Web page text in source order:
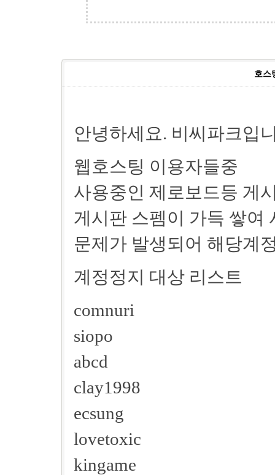
호스
안녕하세요. 비씨파크입
웹호스팅 이용자들중
사용중인 제로보드등 게
게시판 스펨이 가득 쌓여
문제가 발생되어 해당계
계정정지 대상 리스트
comnuri
siopo
abcd
clay1998
ecsung
lovetoxic
kingame